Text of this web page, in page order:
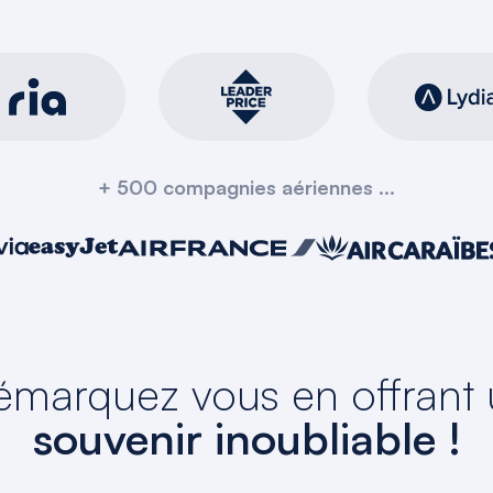
+ 500 compagnies aériennes ...
vous en offrant
souvenir inoubliable !